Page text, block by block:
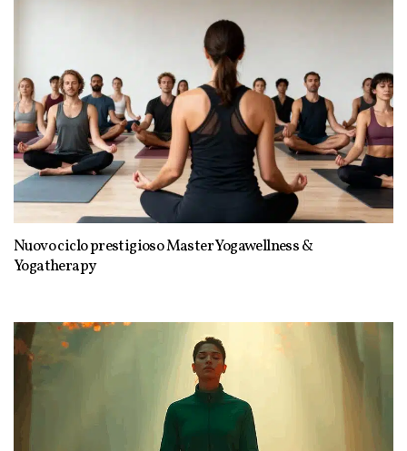
Nuovo ciclo prestigioso Master Yogawellness &
Yogatherapy